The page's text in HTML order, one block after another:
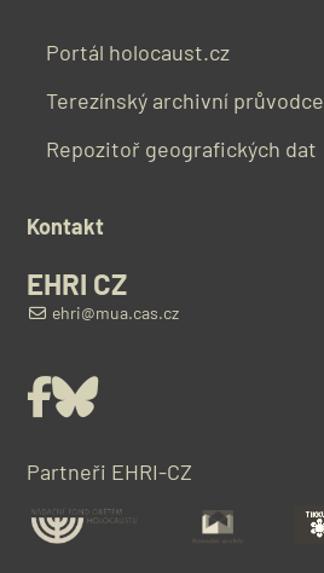
Portál holocaust.cz
Terezínský archivní průvodce
Repozitoř geografických dat
Kontakt
EHRI CZ
ehri@mua.cas.cz
FacebookBluesky
Partneři EHRI-CZ